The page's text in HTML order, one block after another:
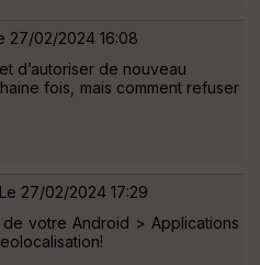
27/02/2024 16:08
d’autoriser de nouveau
fois, mais comment refuser
27/02/2024 17:29
votre Android > Applications